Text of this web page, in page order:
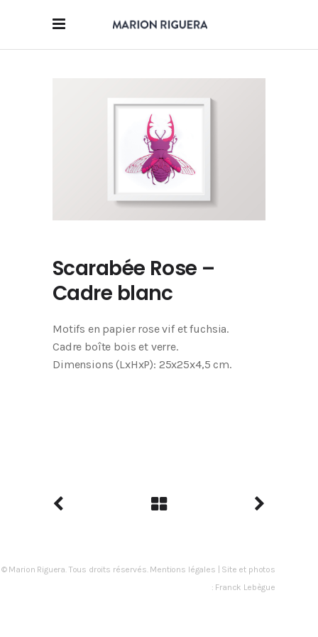
Scarabée Rose –
Cadre blanc
Motifs en papier rose vif et fuchsia.
Cadre boîte bois et verre.
Dimensions (LxHxP): 25x25x4,5 cm.
© Marion Riguera. Tous droits réservés. Mentions légales | Site et photos
: Franck Lebègue